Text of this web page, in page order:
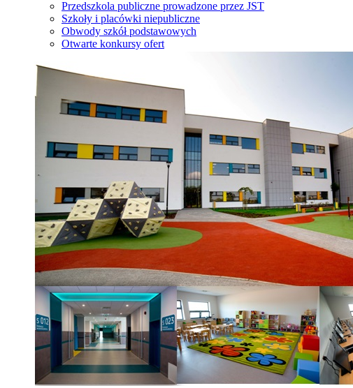
Przedszkola publiczne prowadzone przez JST
Szkoły i placówki niepubliczne
Obwody szkół podstawowych
Otwarte konkursy ofert